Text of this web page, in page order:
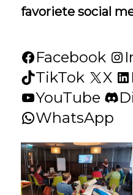
favoriete social
Facebook
TikTok
X
YouTube
WhatsApp